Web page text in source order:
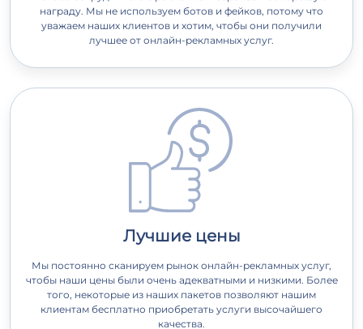
награду. Мы не используем ботов и фейков, потому что
уважаем наших клиентов и хотим, чтобы они получили
лучшее от онлайн-рекламных услуг.
Лучшие цены
Мы постоянно сканируем рынок онлайн-рекламных услуг,
чтобы наши цены были очень адекватными и низкими. Более
того, некоторые из наших пакетов позволяют нашим
клиентам бесплатно приобретать услуги высочайшего
качества.